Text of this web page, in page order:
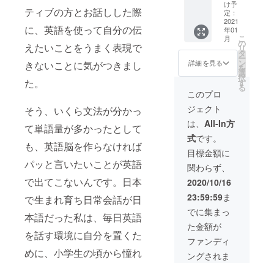
ティブの方とお話しした際
に、英語を使って自分の伝
えたいことをうまく表現で
きないことに気がつきまし
た。
そう、いくら文法が分かっ
て単語量が多かったとして
も、英語脳を作らなければ
パッと言いたいことが英語
で出てこないんです。日本
で生まれ育ち日常会話が日
本語だった私は、毎日英語
を話す環境に自分を置くた
めに、小学生の頃から憧れ
す。
（動画
ファイ
ルの大
きさは
して送
るので
を！）
めた資
金を
使った
ことの
ご報告
と感謝
の気持
画像付
きメー
ルで送
らさせ
てもら
いま
す。 応
援あり
がとう
ござい
ます！
す！】
メール
で動画
をいく
つか
送って
もらっ
て、そ
の素材
を使っ
て素敵
な一つ
の映像
に仕上
げま
す！ 家
族、友
だち、
恋人な
どとの
思い出
ビデオ
だった
り、旅
行に
行った
け予
定：
2021
年01
月
詳細を見る
こ
の
リ
タ
ー
ン
を
選
択
す
る
このプロ
ジェクト
は、 All-In方
式です。
目標金額に
関わらず、
2020/10/16
23:59:59ま
でに集まっ
た金額が
ファンディ
ングされま